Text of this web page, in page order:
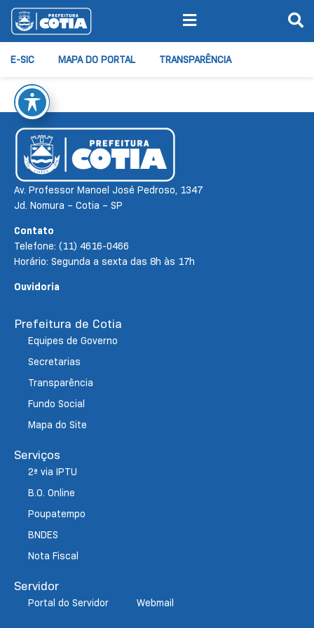
E-SIC MAPA DO PORTAL TRANSPARÊNCIA
Av. Professor Manoel José Pedroso, 1347
Jd. Nomura – Cotia – SP
Contato
Telefone: (11) 4616-0466
Horário: Segunda a sexta das 8h às 17h
Ouvidoria
Prefeitura de Cotia
Equipes de Governo
Secretarias
Transparência
Fundo Social
Mapa do Site
Serviços
2ª via IPTU
B.O. Online
Poupatempo
BNDES
Nota Fiscal
Servidor
Portal do Servidor Webmail